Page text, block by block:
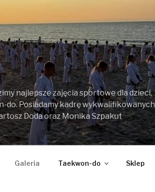
najlepsze zajęcia sportowe dla dzieci,
do. Posiadamy kadrę wykwalifikowanych
Doda oraz Monika Szpakut
Galeria Taekwon-do Sklep